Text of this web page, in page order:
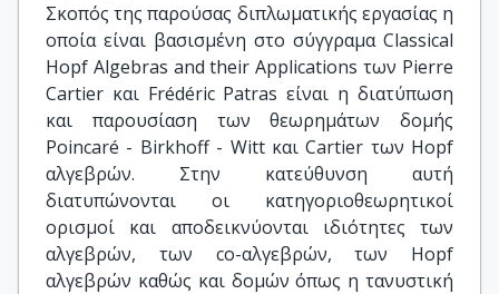
Σκοπός της παρούσας διπλωματικής εργασίας η
οποία είναι βασισμένη στο σύγγραμα Classical
Hopf Algebras and their Applications των Pierre
Cartier και Frédéric Patras είναι η διατύπωση
και παρουσίαση των θεωρημάτων δομής
Poincaré - Birkhoff - Witt και Cartier των Hopf
αλγεβρών. Στην κατεύθυνση αυτή
διατυπώνονται οι κατηγοριοθεωρητικοί
ορισμοί και αποδεικνύονται ιδιότητες των
αλγεβρών, των co-αλγεβρών, των Hopf
αλγεβρών καθώς και δομών όπως η τανυστική